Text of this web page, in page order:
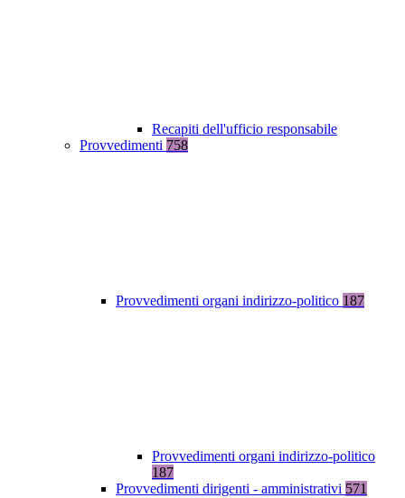
Recapiti dell'ufficio responsabile
Provvedimenti 758
Provvedimenti organi indirizzo-politico 187
Provvedimenti organi indirizzo-politico
187
Provvedimenti dirigenti - amministrativi 571